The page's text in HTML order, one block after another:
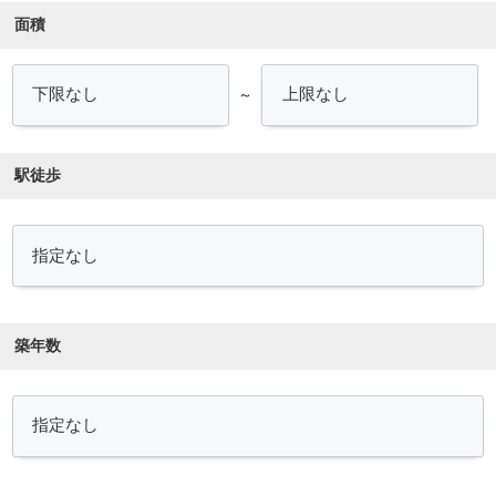
面積
～
駅徒歩
築年数